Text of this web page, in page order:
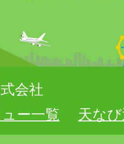
会社
ュー一覧
天な